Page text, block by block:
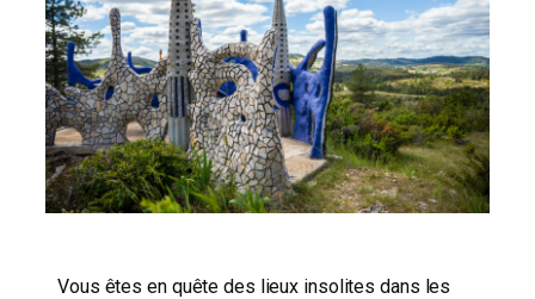
Vous êtes en quête des lieux insolites dans les